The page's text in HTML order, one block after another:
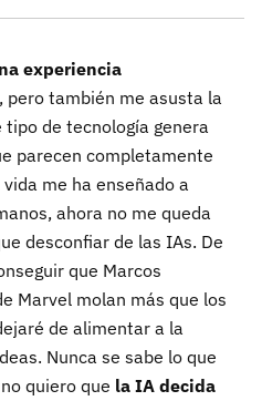
experiencia
, pero también me asusta la
de tecnología genera
parecen completamente
me ha enseñado a
ahora no me queda
desconfiar de las IAs. De
que Marcos
Marvel molan más que los
de alimentar a la
Nunca se sabe lo que
quiero que la IA decida